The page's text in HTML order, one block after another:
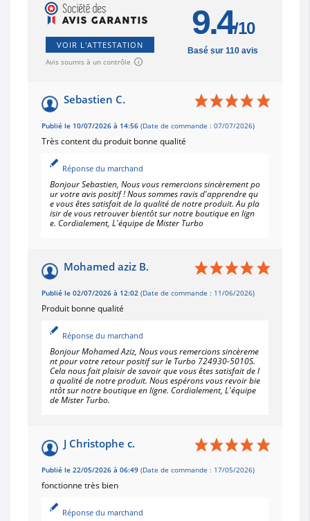
VOIR L'ATTESTATION
Avis soumis à un contrôle
9.4/10
Basé sur 110 avis
Sebastien C.
Publié le 10/07/2026 à 14:56 (Date de commande : 07/07/2026)
Très content du produit bonne qualité
Réponse du marchand
Bonjour Sebastien, Nous vous remercions sincèrement po
ur votre avis positif ! Nous sommes ravis d'apprendre qu
e vous êtes satisfait de la qualité de notre produit. Au pla
isir de vous retrouver bientôt sur notre boutique en lign
e. Cordialement, L'équipe de Mister Turbo
Mohamed aziz B.
Publié le 02/07/2026 à 12:02 (Date de commande : 11/06/2026)
Produit bonne qualité
Réponse du marchand
Bonjour Mohamed Aziz, Nous vous remercions sincèreme
nt pour votre retour positif sur le Turbo 724930-5010S.
Cela nous fait plaisir de savoir que vous êtes satisfait de l
a qualité de notre produit. Nous espérons vous revoir bie
ntôt sur notre boutique en ligne. Cordialement, L'équipe
de Mister Turbo.
J Christophe c.
Publié le 22/05/2026 à 06:49 (Date de commande : 17/05/2026)
fonctionne très bien
Réponse du marchand